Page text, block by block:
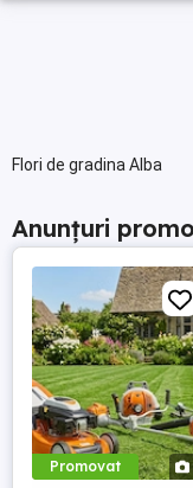
Flori de gradina Alba
Anunțuri
Promovat